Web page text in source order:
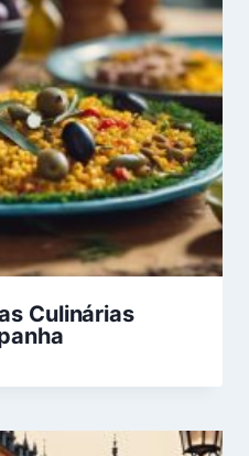
Culinárias